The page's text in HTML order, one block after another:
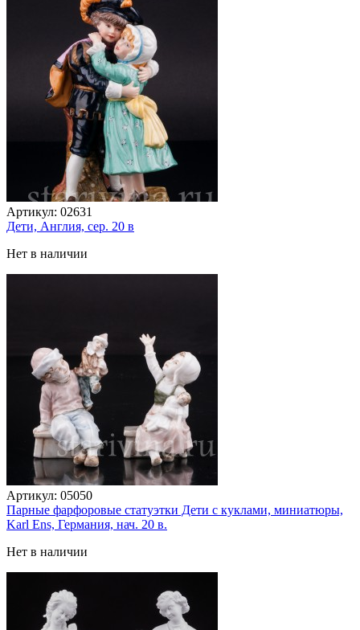
Артикул: 02631
Дети, Англия, сер. 20 в
Нет в наличии
Артикул: 05050
Парные фарфоровые статуэтки Дети с куклами, миниатюры,
Karl Ens, Германия, нач. 20 в.
Нет в наличии